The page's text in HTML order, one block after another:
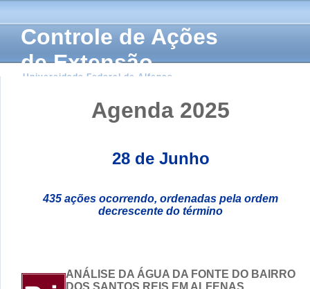
Controle de Ações
de Extensão
Universidade Federal de Alfenas
Agenda 2025
28 de Junho
435 ações ocorrendo, ordenadas pela ordem
decrescente do término
ANÁLISE DA ÁGUA DA FONTE DO BAIRRO
DOS SANTOS REIS EM ALFENAS